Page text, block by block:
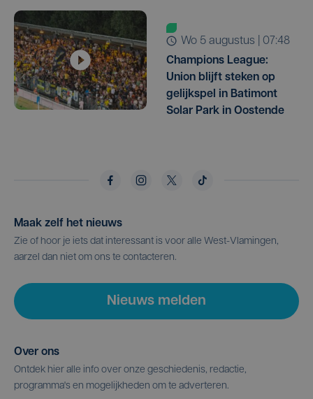
wo 5 augustus | 07:48
Champions League:
Union blijft steken op
gelijkspel in Batimont
Solar Park in Oostende
Maak zelf het nieuws
Zie of hoor je iets dat interessant is voor alle West-Vlamingen,
aarzel dan niet om ons te contacteren.
Nieuws melden
Over ons
Ontdek hier alle info over onze geschiedenis, redactie,
programma's en mogelijkheden om te adverteren.